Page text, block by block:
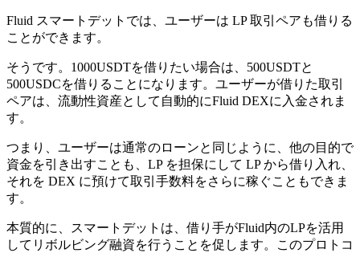
Fluid スマートデットでは、ユーザーは LP 取引ペアも借りる
ことができます。
そうです。1000USDTを借りたい場合は、500USDTと
500USDCを借りることになります。ユーザーが借りた取引
ペアは、流動性資産として自動的にFluid DEXに入金されま
す。
つまり、ユーザーは通常のローンと同じように、他の目的で
資金を引き出すことも、LP を担保にして LP から借り入れ、
それを DEX に預けて取引手数料をさらに稼ぐこともできま
す。
本質的に、スマートデットは、借り手がFluid内のLPを活用
してリボルビング融資を行うことを促します。このプロトコ